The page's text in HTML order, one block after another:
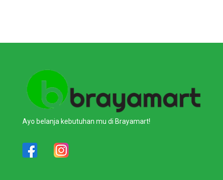
Ayo belanja kebutuhan mu di Brayamart!